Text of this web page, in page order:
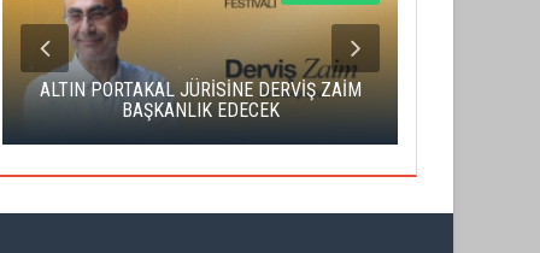
ALTIN PORTAKAL JÜRİSİNE DERVİŞ ZAİM
BAŞKANLIK EDECEK